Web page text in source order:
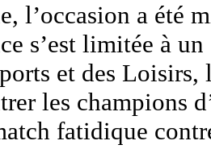
l’occasion a été
s’est limitée à
et des
les champions
fatidique